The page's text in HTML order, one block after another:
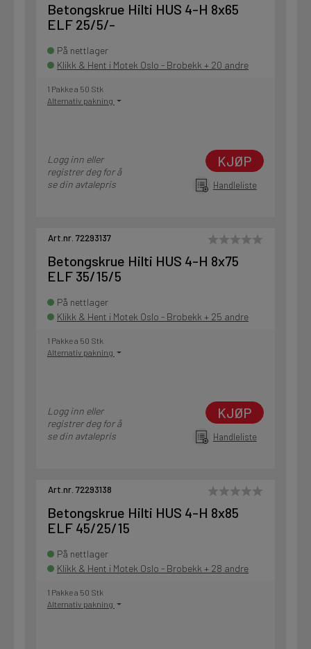
Betongskrue Hilti HUS 4-H 8x65
ELF 25/5/-
På nettlager
Klikk & Hent i Motek Oslo - Brobekk + 20 andre
1 Pakke a 50 Stk
Alternativ pakning
Logg inn eller
registrer deg for å
se din avtalepris
KJØP
Handleliste
Art.nr. 72293137
Betongskrue Hilti HUS 4-H 8x75
ELF 35/15/5
På nettlager
Klikk & Hent i Motek Oslo - Brobekk + 25 andre
1 Pakke a 50 Stk
Alternativ pakning
Logg inn eller
registrer deg for å
se din avtalepris
KJØP
Handleliste
Art.nr. 72293138
Betongskrue Hilti HUS 4-H 8x85
ELF 45/25/15
På nettlager
Klikk & Hent i Motek Oslo - Brobekk + 28 andre
1 Pakke a 50 Stk
Alternativ pakning